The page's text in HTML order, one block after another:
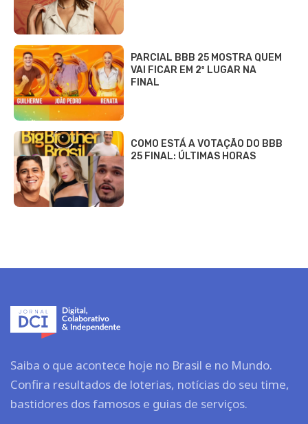
PARCIAL BBB 25 MOSTRA QUEM
VAI FICAR EM 2º LUGAR NA
FINAL
COMO ESTÁ A VOTAÇÃO DO BBB
25 FINAL: ÚLTIMAS HORAS
Saiba o que acontece hoje no Brasil e no Mundo.
Confira resultados de loterias, notícias do seu time,
bastidores dos famosos e guias de serviços.